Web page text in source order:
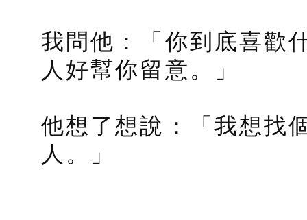
我問他：「你到底喜歡
人好幫你留意。」
他想了想說：「我想找
人。」